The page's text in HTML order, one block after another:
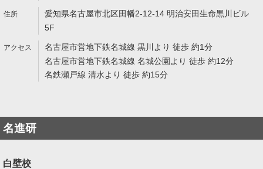
愛知県名古屋市北区田幡2-12-14 明治安田生命黒川ビル
5F
名古屋市営地下鉄名城線 黒川より 徒歩 約1分
名古屋市営地下鉄名城線 名城公園より 徒歩 約12分
名鉄瀬戸線 清水より 徒歩 約15分
名進研
白壁校